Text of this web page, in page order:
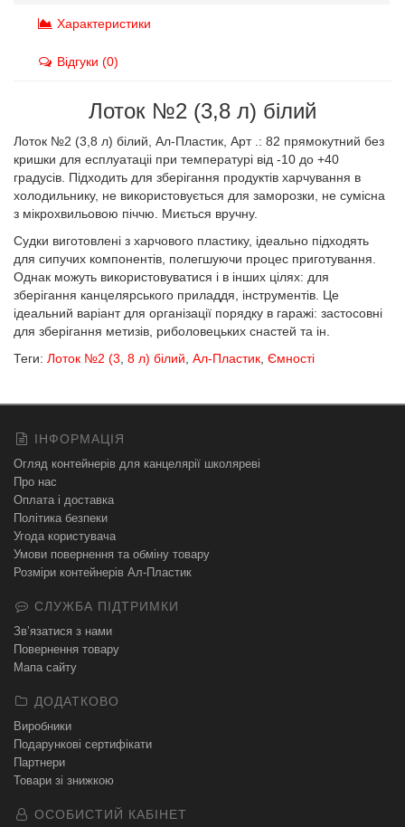
Характеристики
Відгуки (0)
Лоток №2 (3,8 л) білий
Лоток №2 (3,8 л) білий, Ал-Пластик, Арт .: 82 прямокутний без
кришки для есплуатаціі при температурі від -10 до +40
градусів. Підходить для зберігання продуктів харчування в
холодильнику, не використовується для заморозки, не сумісна
з мікрохвильовою піччю. Миється вручну.
Судки виготовлені з харчового пластику, ідеально підходять
для сипучих компонентів, полегшуючи процес приготування.
Однак можуть використовуватися і в інших цілях: для
зберігання канцелярського приладдя, інструментів. Це
ідеальний варіант для організації порядку в гаражі: застосовні
для зберігання метизів, риболовецьких снастей та ін.
Теги: Лоток №2 (3 8 л) білий Ал-Пластик Ємності
ІНФОРМАЦІЯ
Огляд контейнерів для канцелярії школяреві
Про нас
Оплата і доставка
Політика безпеки
Угода користувача
Умови повернення та обміну товару
Розміри контейнерів Ал-Пластик
СЛУЖБА ПІДТРИМКИ
Зв’язатися з нами
Повернення товару
Мапа сайту
ДОДАТКОВО
Виробники
Подарункові сертифікати
Партнери
Товари зі знижкою
ОСОБИСТИЙ КАБІНЕТ